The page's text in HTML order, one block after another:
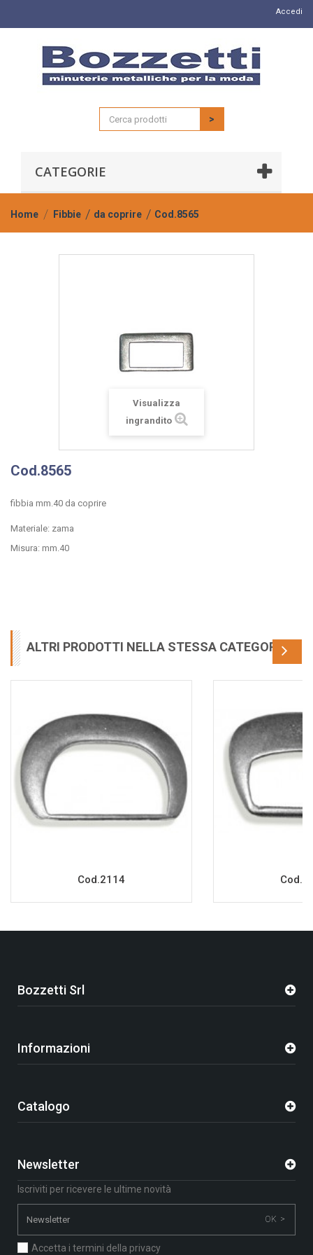
Accedi
>
CATEGORIE
Home Fibbie da coprire Cod.8565
Visualizza
ingrandito
Cod.8565
fibbia mm.40 da coprire
Materiale: zama
Misura: mm.40
ALTRI PRODOTTI NELLA STESSA CATEGORIA
Cod.2114
Bozzetti Srl
Informazioni
Catalogo
Newsletter
Iscriviti per ricevere le ultime novità
OK >
Accetta i termini della privacy